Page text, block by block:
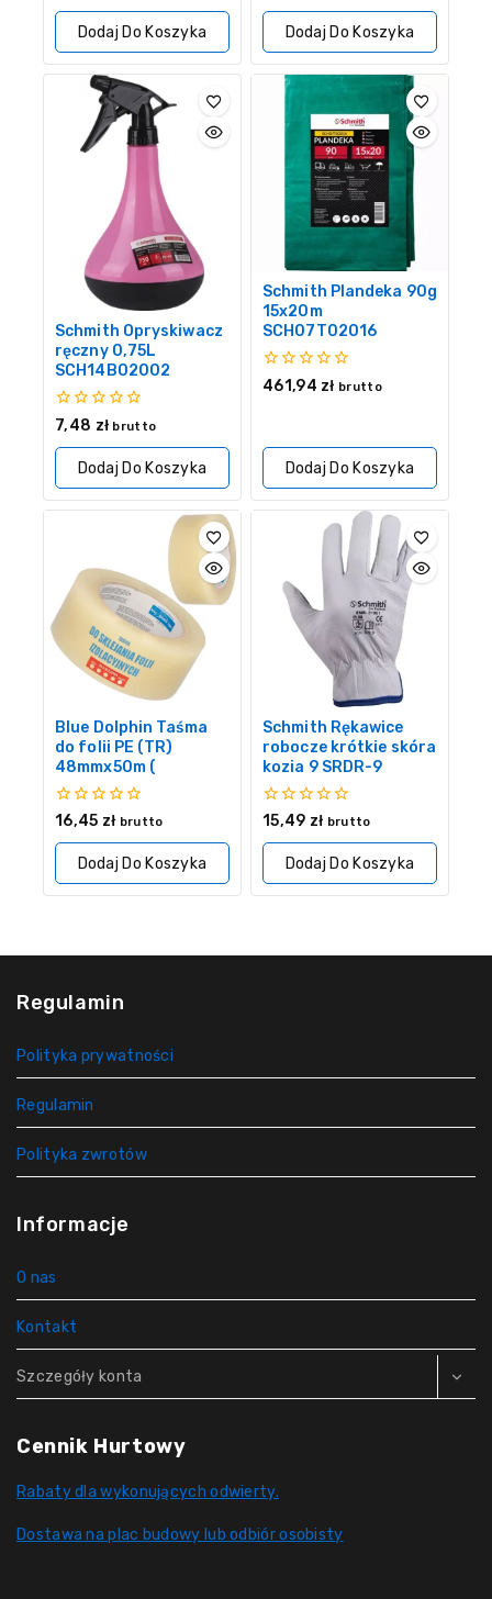
Dodaj Do Koszyka
5
Dodaj Do Koszyka
Schmith Opryskiwacz
ręczny 0,75L
SCH14B02002
0
5
7,48 zł brutto
Dodaj Do Koszyka
Schmith Plandeka 90g
15x20m
SCH07T02016
0
461,94 zł brutto
Dodaj Do Koszyka
Blue Dolphin Taśma
do folii PE (TR)
48mmx50m (
0
5
16,45 zł brutto
Dodaj Do Koszyka
Schmith Rękawice
robocze krótkie skóra
kozia 9 SRDR-9
0
5
15,49 zł brutto
Dodaj Do Koszyka
Regulamin
Polityka prywatności
Regulamin
Polityka zwrotów
Informacje
O nas
Kontakt
Szczegóły konta
Cennik Hurtowy
Rabaty dla wykonujących odwierty.
Dostawa na plac budowy lub odbiór osobisty